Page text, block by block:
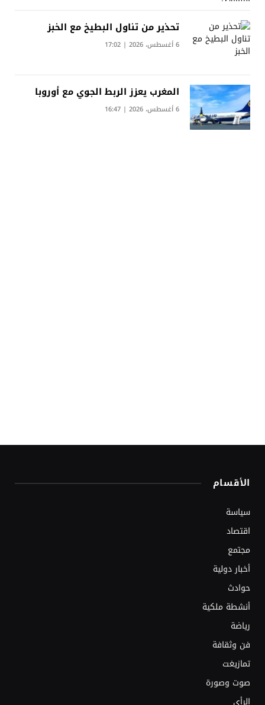
تحذير من تناول البطيخ مع الخبز
6 أغسطس، 2026 | 17:02
المغرب يعزز الربط الجوي مع أوروبا
6 أغسطس، 2026 | 16:47
الأقسام
سياسة
اقتصاد
مجتمع
أخبار دولية
حوادث
أنشطة ملكية
رياضة
فن وثقافة
تمازيغت
صوت وصورة